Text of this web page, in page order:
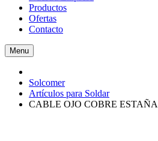
Productos
Ofertas
Contacto
Menu
Solcomer
Artículos para Soldar
CABLE OJO COBRE